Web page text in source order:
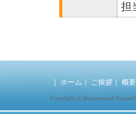
担
ホーム ご挨拶 概要
Copyright (C)Incorporated